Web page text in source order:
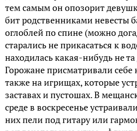
тем самым он опозорит
бит родственниками невесты
оглоблей по спине (можно
старались не прикасаться к
находилась какая-нибудь не
Горожане присматривали себе
также на игрищах, которые
заставах и пустошах. В
среде в воскресенье
них пели под гитару или